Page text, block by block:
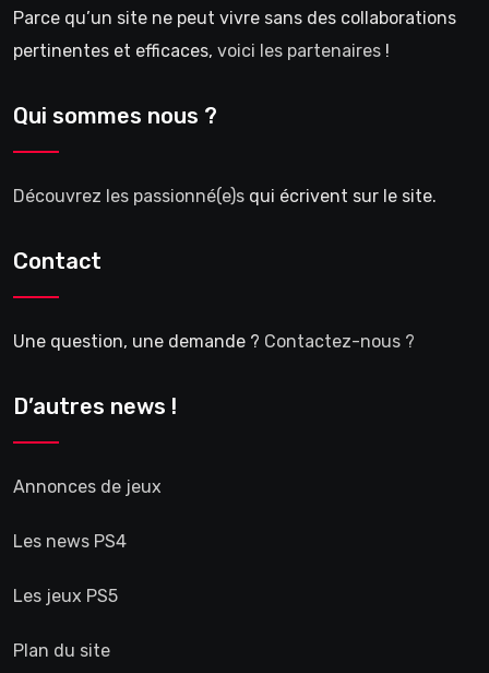
Parce qu’un site ne peut vivre sans des collaborations
pertinentes et efficaces, voici les partenaires !
Qui sommes nous ?
Découvrez les passionné(e)s qui écrivent sur le site.
Contact
Une question, une demande ? Contactez-nous ?
D’autres news !
Annonces de jeux
Les news PS4
Les jeux PS5
Plan du site